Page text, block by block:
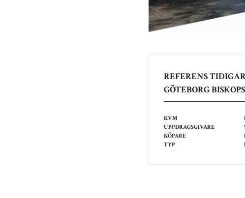
REFERENS
GÖTEBORG
KVM
UPPDRAGSGIVARE
KÖPARE
TYP